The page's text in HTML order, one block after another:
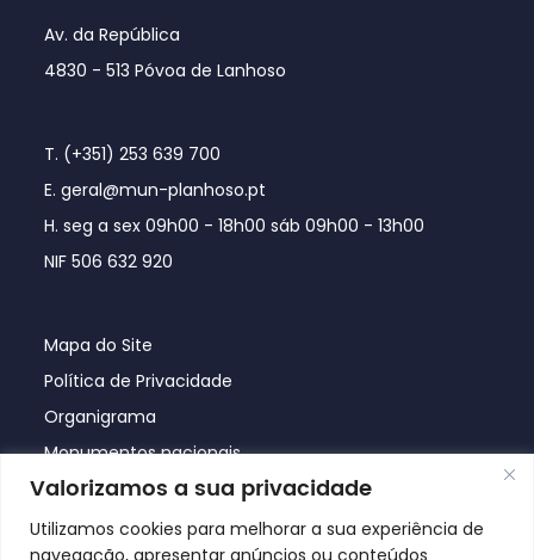
Valorizamos a sua privacidade
Utilizamos cookies para melhorar a sua experiência de
navegação, apresentar anúncios ou conteúdos
Av. da República
4830 - 513 Póvoa de Lanhoso
T. (+351) 253 639 700
E. geral@mun-planhoso.pt
H. seg a sex 09h00 - 18h00 sáb 09h00 - 13h00
NIF 506 632 920
Mapa do Site
Política de Privacidade
Organigrama
Monumentos nacionais